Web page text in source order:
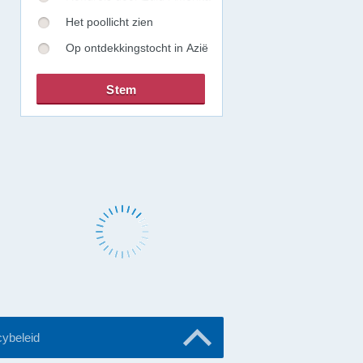
Het poollicht zien
Op ontdekkingstocht in Azië